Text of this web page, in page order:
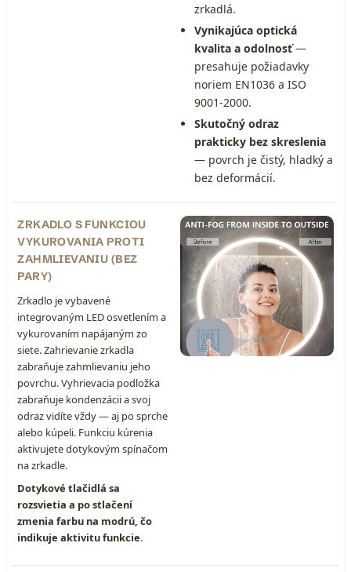
zrkadlá.
Vynikajúca optická
kvalita a odolnosť—
presahuje požiadavky
noriem EN1036 a ISO
9001-2000.
Skutočný odraz
prakticky bez skreslenia
— povrch je čistý, hladký a
bez deformácií.
ZRKADLO S FUNKCIOU
VYKUROVANIA PROTI
ZAHMLIEVANIU (BEZ
PARY)
Zrkadlo je vybavené
integrovaným LED osvetlením a
vykurovaním napájaným zo
siete. Zahrievanie zrkadla
zabraňuje zahmlievaniu jeho
povrchu. Vyhrievacia podložka
zabraňuje kondenzácii a svoj
odraz vidíte vždy — aj po sprche
alebo kúpeli. Funkciu kúrenia
aktivujete dotykovým spínačom
na zrkadle.
Dotykové tlačidlá sa
rozsvietia a po stlačení
zmenia farbu na modrú, čo
indikuje aktivitu funkcie.